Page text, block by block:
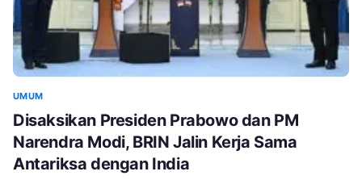
UMUM
Disaksikan Presiden Prabowo dan PM
Narendra Modi, BRIN Jalin Kerja Sama
Antariksa dengan India